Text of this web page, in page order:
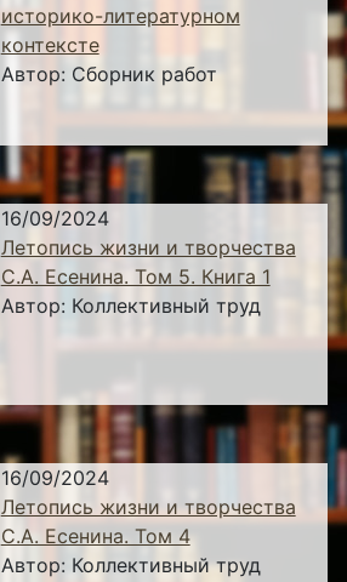
историко-литературном
контексте
Автор: Сборник работ
16/09/2024
Летопись жизни и творчества
С.А. Есенина. Том 5. Книга 1
Автор: Коллективный труд
16/09/2024
Летопись жизни и творчества
С.А. Есенина. Том 4
Автор: Коллективный труд